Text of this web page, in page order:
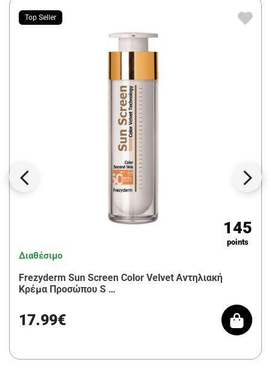
Top Seller
145
points
Διαθέσιμο
Frezyderm Sun Screen Color Velvet Αντηλιακή
Κρέμα Προσώπου S …
17.99€